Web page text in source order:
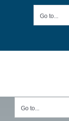
Go to...
Go to...